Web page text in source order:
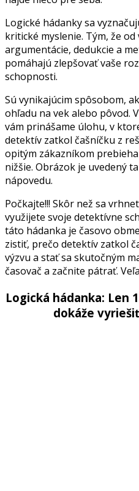
Logické hádanky sa
kritické myslenie. Tým, že
argumentácie, dedukcie a
pomáhajú zlepšovať vaše
schopnosti.
Sú vynikajúcim spôsobom,
ohľadu na vek alebo pôvod.
vám prinášame úlohu, v
detektív zatkol čašníčku z
opitým zákazníkom
nižšie. Obrázok je uvedený
nápovedu.
Počkajte!!! Skôr než sa
využijete svoje detektívne
táto hádanka je časovo
zistiť, prečo detektív zatkol
výzvu a stať sa skutočným
časovač a začnite pátrať.
Logická hádanka: Len
dokáže